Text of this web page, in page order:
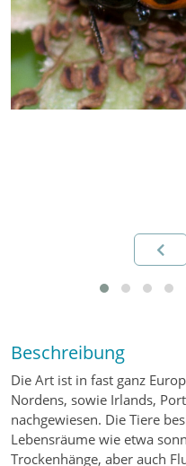
Beschreibung
Die Art ist in fast ganz
Nordens, sowie Irlands,
nachgewiesen. Die Tiere
Lebensräume wie etwa
Trockenhänge, aber auch